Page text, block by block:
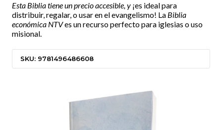
Esta Biblia tiene un precio accesible, y ¡es ideal para
distribuir, regalar, o usar en el evangelismo! La Biblia
económica NTVes un recurso perfecto para iglesias o uso
misional.
SKU: 9781496486608